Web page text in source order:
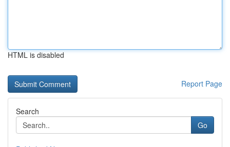
HTML is disabled
Report Page
Search
Go